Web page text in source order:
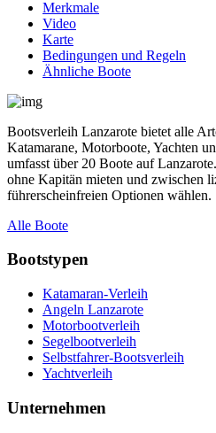
Merkmale
Video
Karte
Bedingungen und Regeln
Ähnliche Boote
Bootsverleih Lanzarote bietet alle
Katamarane, Motorboote, Yachten
umfasst über 20 Boote auf
ohne Kapitän mieten und zwischen
führerscheinfreien Optionen wählen.
Alle Boote
Bootstypen
Katamaran-Verleih
Angeln Lanzarote
Motorbootverleih
Segelbootverleih
Selbstfahrer-Bootsverleih
Yachtverleih
Unternehmen